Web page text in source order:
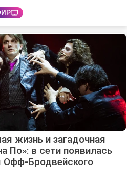
жизнь и загадочная
По»: в сети появилась
Офф-Бродвейского